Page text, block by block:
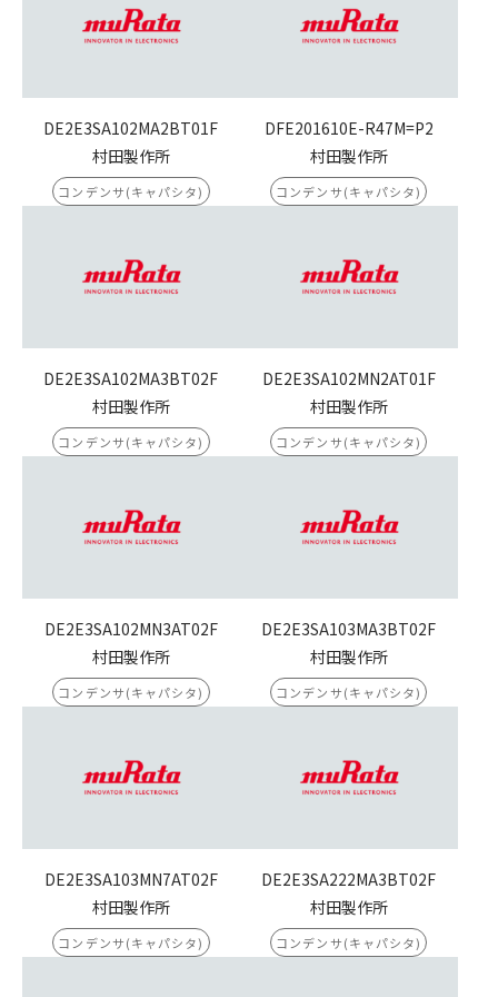
DE2E3SA102MA2BT01F
村田製作所
コンデンサ(キャパシタ)
DFE201610E-R47M=P2
村田製作所
コンデンサ(キャパシタ)
DE2E3SA102MA3BT02F
村田製作所
コンデンサ(キャパシタ)
DE2E3SA102MN2AT01F
村田製作所
コンデンサ(キャパシタ)
DE2E3SA102MN3AT02F
村田製作所
コンデンサ(キャパシタ)
DE2E3SA103MA3BT02F
村田製作所
コンデンサ(キャパシタ)
DE2E3SA103MN7AT02F
村田製作所
コンデンサ(キャパシタ)
DE2E3SA222MA3BT02F
村田製作所
コンデンサ(キャパシタ)